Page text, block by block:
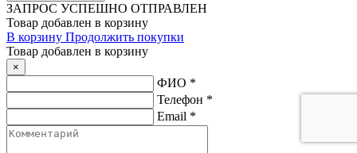
ЗАПРОС УСПЕШНО ОТПРАВЛЕН
Товар добавлен в корзину
В корзину Продолжить покупки
Товар добавлен в корзину
×
ФИО *
Телефон *
Email *